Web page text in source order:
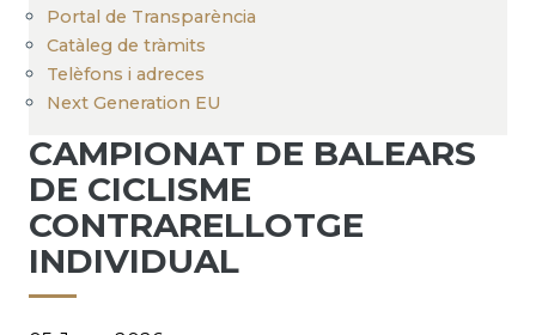
Portal de Transparència
Catàleg de tràmits
Telèfons i adreces
Next Generation EU
CAMPIONAT DE BALEARS
DE CICLISME
CONTRARELLOTGE
INDIVIDUAL